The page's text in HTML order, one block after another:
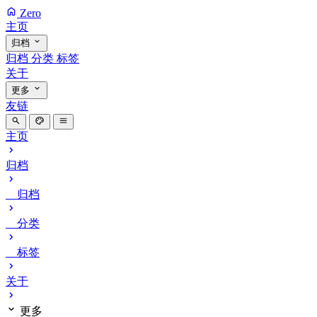
Zero
主页
归档
归档 分类 标签
关于
更多
友链
主页
归档
归档
分类
标签
关于
更多